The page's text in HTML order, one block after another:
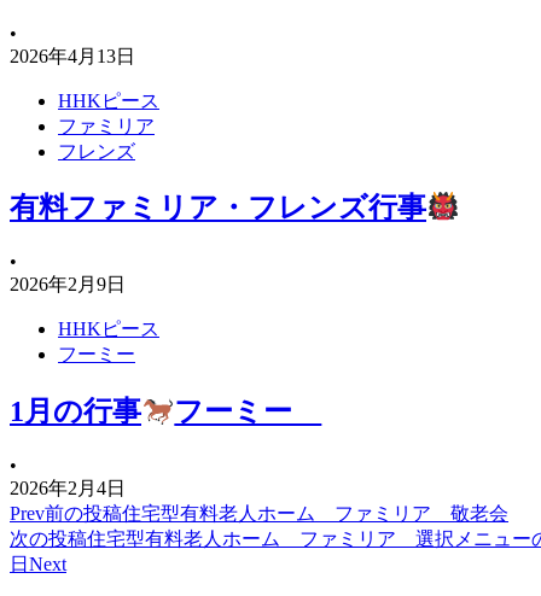
•
2026年4月13日
HHKピース
ファミリア
フレンズ
有料ファミリア・フレンズ行事
•
2026年2月9日
HHKピース
フーミー
1月の行事 フーミー
•
2026年2月4日
Prev前の投稿住宅型有料老人ホーム ファミリア 敬老会
次の投稿住宅型有料老人ホーム ファミリア 選択メニュー
日 Next